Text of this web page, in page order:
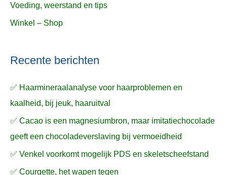
Voeding, weerstand en tips
Winkel – Shop
Recente berichten
✅ Haarmineraalanalyse voor haarproblemen en
kaalheid, bij jeuk, haaruitval
✅ Cacao is een magnesiumbron, maar imitatiechocolade
geeft een chocoladeverslaving bij vermoeidheid
✅ Venkel voorkomt mogelijk PDS en skeletscheefstand
✅ Courgette, het wapen tegen